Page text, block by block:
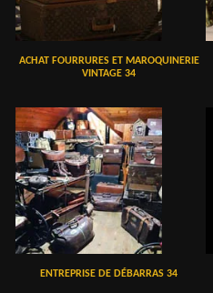
ACHAT FOURRURES ET MAROQUINERIE
VINTAGE 34
ENTREPRISE DE DÉBARRAS 34